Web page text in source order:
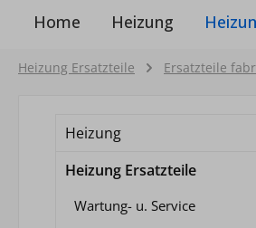
Home Heizung
Heizung Ersatzteile Ersatzteile
Heizung
Heizung Ersatzteile
Wartung- u. Service